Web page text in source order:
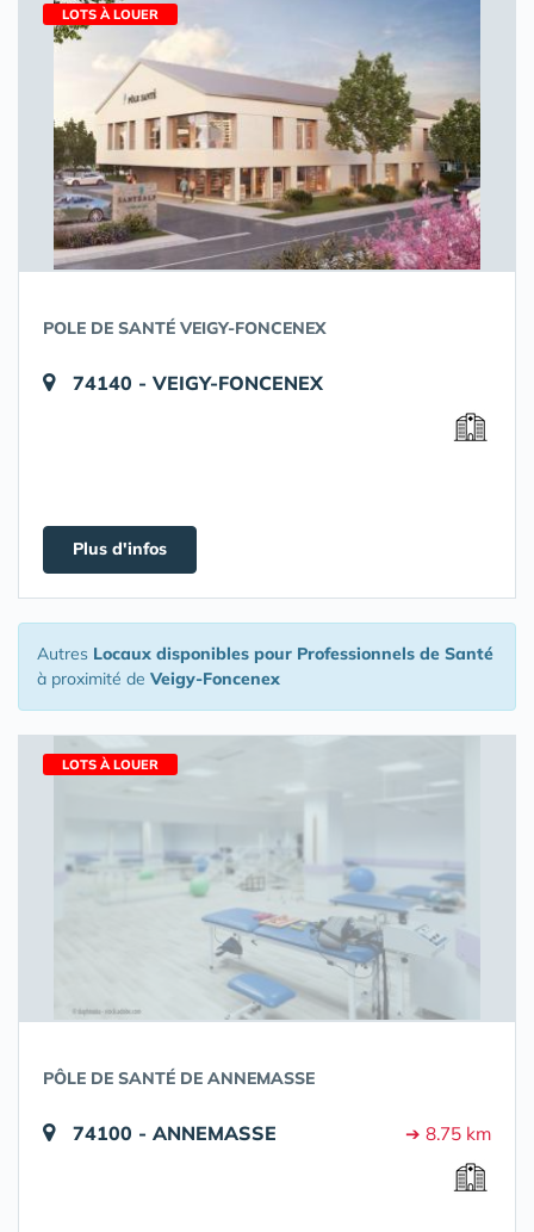
LOTS À LOUER
POLE DE SANTÉ VEIGY-FONCENEX
74140 - VEIGY-FONCENEX
Plus d'infos
Autres Locaux disponibles pour Professionnels de Santé
à proximité de Veigy-Foncenex
LOTS À LOUER
PÔLE DE SANTÉ DE ANNEMASSE
74100 - ANNEMASSE ➔ 8.75 km